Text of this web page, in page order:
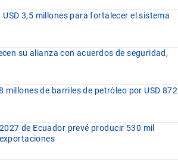
3,5 millones para fortalecer el sistema
su alianza con acuerdos de seguridad,
millones de barriles de petróleo por USD 872
de Ecuador prevé producir 530 mil